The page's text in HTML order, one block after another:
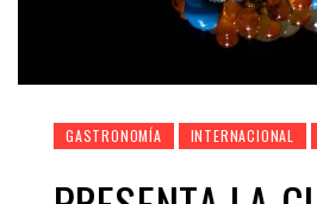
GASTRONOMÍA INTERNACIONAL